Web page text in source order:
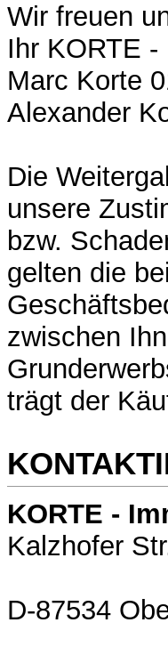
Wir freuen
Ihr KORTE -
Marc Korte
Alexander
Die
unsere
bzw.
gelten die
zwischen
trägt der
KORTE -
Kalzhofer
D-87534